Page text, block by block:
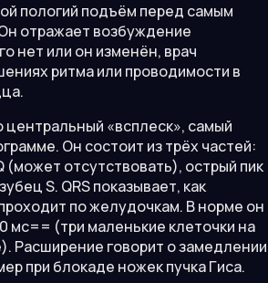
пологий подъём перед самым
отражает возбуждение
нет или он изменён, врач
ритма или проводимости в
центральный «всплеск», самый
Он состоит из трёх частей:
(может отсутствовать), острый пик
S. QRS показывает, как
по желудочкам. В норме он
мс== (три маленькие клеточки на
Расширение говорит о замедлении
при блокаде ножек пучка Гиса.